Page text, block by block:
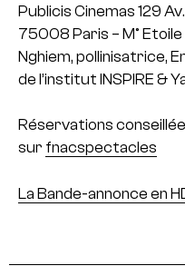
Publicis Cinemas 129
75008 Paris – M° Etoile
Nghiem, pollinisatrice,
de l’institut INSPIRE &
Réservations
sur fnacspectacles
La Bande-annonce en